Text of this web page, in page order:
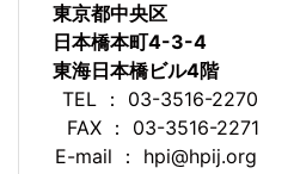
東京都中央区
日本橋本町4-3-4
東海日本橋ビル4階
TEL ： 03-3516-2270
FAX ： 03-3516-2271
E-mail ： hpi@hpij.org